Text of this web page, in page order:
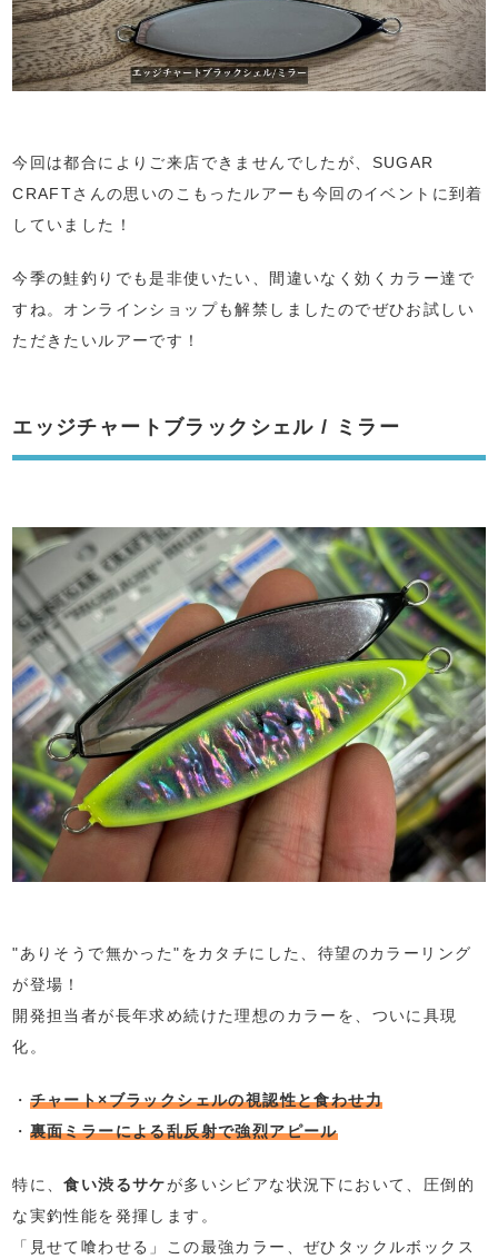
今回は都合によりご来店できませんでしたが、SUGAR
CRAFTさんの思いのこもったルアーも今回のイベントに到着
していました！
今季の鮭釣りでも是非使いたい、間違いなく効くカラー達で
すね。オンラインショップも解禁しましたのでぜひお試しい
ただきたいルアーです！
エッジチャートブラックシェル / ミラー
"ありそうで無かった"をカタチにした、待望のカラーリング
が登場！
開発担当者が長年求め続けた理想のカラーを、ついに具現
化。
・ チャート×ブラックシェルの視認性と食わせ力
・ 裏面ミラーによる乱反射で強烈アピール
特に、食い渋るサケが多いシビアな状況下において、圧倒的
な実釣性能を発揮します。
「見せて喰わせる」この最強カラー、ぜひタックルボックス